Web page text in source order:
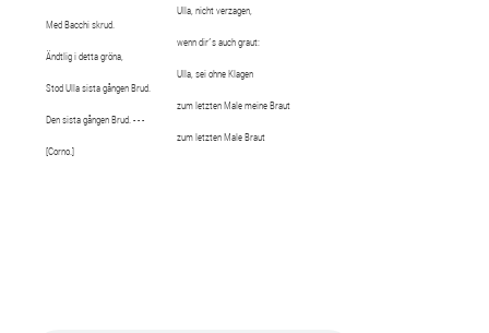
Med Bacchi skrud.
Ändtlig i detta gröna,
Stod Ulla sista gången Brud.
Den sista gången Brud. - - -
[Corno.]
Ulla, nicht verzagen,
wenn dir´s auch graut:
Ulla, sei ohne Klagen
zum letzten Male meine Braut
zum letzten Male Braut